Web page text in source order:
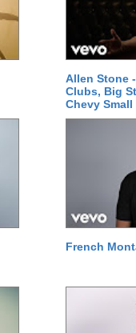
Allen Stone
Clubs, Big
Chevy Small
French